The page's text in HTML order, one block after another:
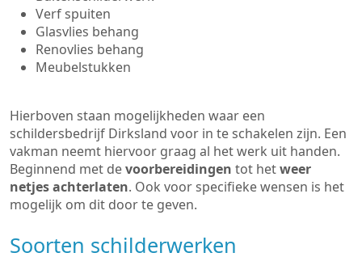
Verf spuiten
Glasvlies behang
Renovlies behang
Meubelstukken
Hierboven staan mogelijkheden waar een
schildersbedrijf Dirksland voor in te schakelen zijn. Een
vakman neemt hiervoor graag al het werk uit handen.
Beginnend met devoorbereidingen tot hetweer
netjes achterlaten. Ook voor specifieke wensen is het
mogelijk om dit door te geven.
Soorten schilderwerken